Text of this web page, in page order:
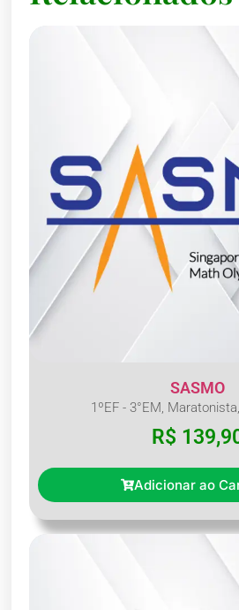
SASMO
1ºEF - 3°EM, Maratonista,
R$
Adicionar ao